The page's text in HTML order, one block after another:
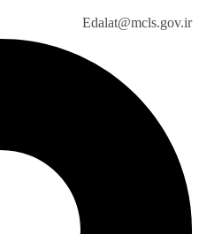
Edalat@mcls.gov.ir